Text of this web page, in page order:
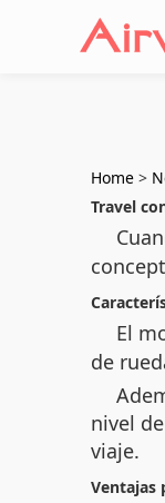
Home >
Travel
El
de
nivel
viaje.
Ventajas